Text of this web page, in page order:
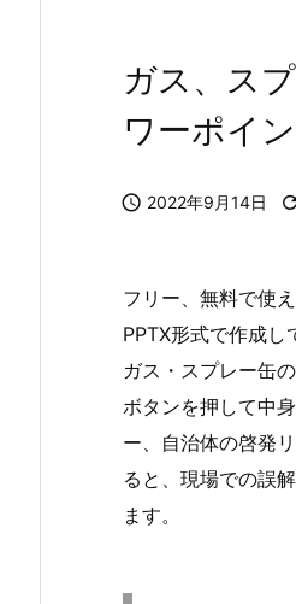
ガス、ス
ワーポイン
 2022年9月14日
フリー、無料で使
PPTX形式で作成し
ガス・スプレー缶
ボタンを押して中
ー、自治体の啓発
ると、現場での誤
ます。